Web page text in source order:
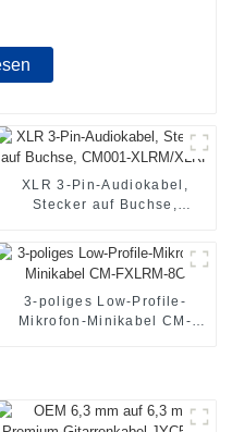
XLR 3-Pin-Audiokabel,
Stecker auf Buchse,
3-poliges Low-Profile-
Mikrofon-Minikabel CM-